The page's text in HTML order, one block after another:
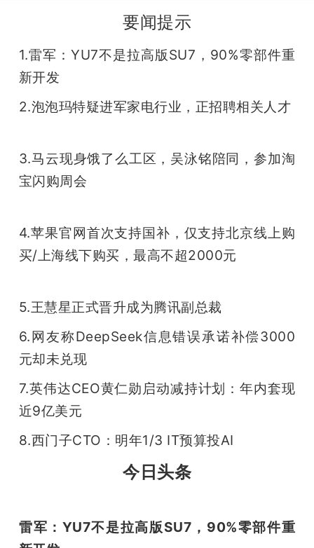
开
动
GAIR
专
题
爱
机
要闻提示
1.雷军：YU7不是拉高版SU7，90%零部件重
新开发
2.泡泡玛特疑进军家电行业，正招聘相关人才
3.马云现身饿了么工区，吴泳铭陪同，参加淘
宝闪购周会
4.苹果官网首次支持国补，仅支持北京线上购
买/上海线下购买，最高不超2000元
5.王慧星正式晋升成为腾讯副总裁
6.网友称DeepSeek信息错误承诺补偿3000
元却未兑现
7.英伟达CEO黄仁勋启动减持计划：年内套现
近9亿美元
8.西门子CTO：明年1/3 IT预算投AI
今日头条
雷军：YU7不是拉高版SU7，90%零部件重